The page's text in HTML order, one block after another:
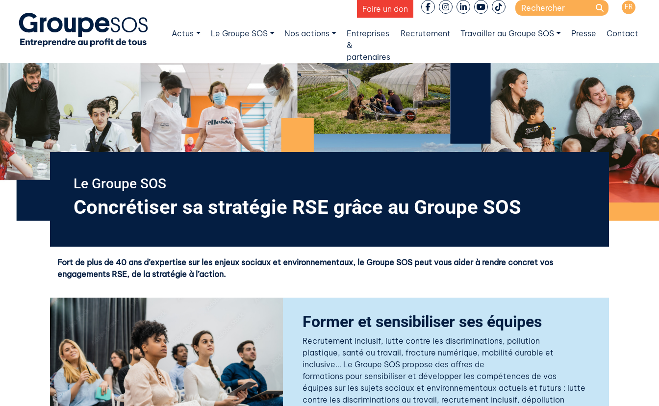
Faire un don
Search
FR
Actus Le Groupe SOS Nos actions
Entreprises
&
partenaires
Recrutement Travailler au Groupe SOS Presse Contact
Le Groupe SOS
Concrétiser sa stratégie RSE grâce au Groupe SOS
Fort de plus de 40 ans d’expertise sur les enjeux sociaux et environnementaux, le Groupe SOS peut vous aider à rendre concret vos
engagements RSE, de la stratégie à l’action.
Former et sensibiliser ses équipes
Recrutement inclusif, lutte contre les discriminations, pollution
plastique, santé au travail, fracture numérique, mobilité durable et
inclusive… Le Groupe SOS propose des offres de
formations pour sensibiliser et développer les compétences de vos
équipes sur les sujets sociaux et environnementaux actuels et futurs : lutte
contre les discriminations au travail, recrutement inclusif, dépollution